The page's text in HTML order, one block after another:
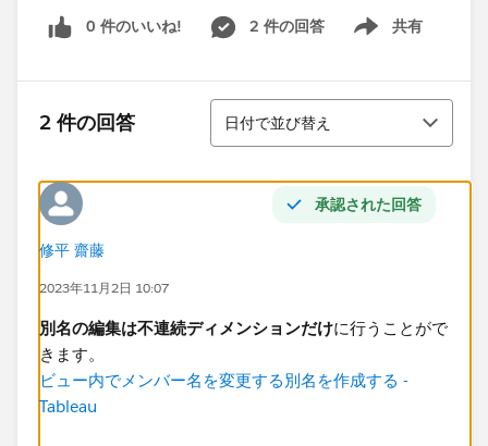
0 件のいいね! 2 件の回答 共有
Show menu
2 件の回答
並び替え
日付で並び替え
承認された回答
修平 齋藤
2023年11月2日 10:07
別名の編集は不連続ディメンションだけに行うことがで
きます。
ビュー内でメンバー名を変更する別名を作成する -
Tableau